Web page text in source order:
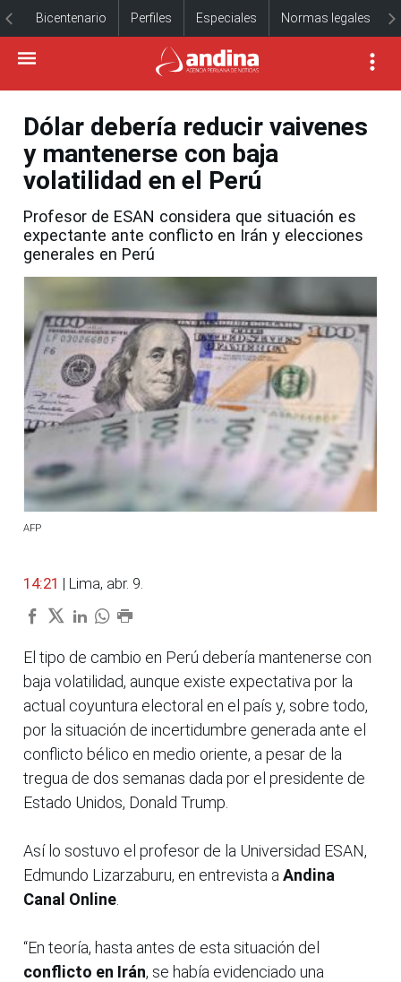
Bicentenario Perfiles Especiales Normas legales
Dólar debería reducir vaivenes
y mantenerse con baja
volatilidad en el Perú
Profesor de ESAN considera que situación es
expectante ante conflicto en Irán y elecciones
generales en Perú
AFP
14:21 | Lima, abr. 9.
El tipo de cambio en Perú debería mantenerse con
baja volatilidad, aunque existe expectativa por la
actual coyuntura electoral en el país y, sobre todo,
por la situación de incertidumbre generada ante el
conflicto bélico en medio oriente, a pesar de la
tregua de dos semanas dada por el presidente de
Estado Unidos, Donald Trump.
Así lo sostuvo el profesor de la Universidad ESAN,
Edmundo Lizarzaburu, en entrevista a Andina
Canal Online
“En teoría, hasta antes de esta situación del
conflicto en Irán, se había evidenciado una